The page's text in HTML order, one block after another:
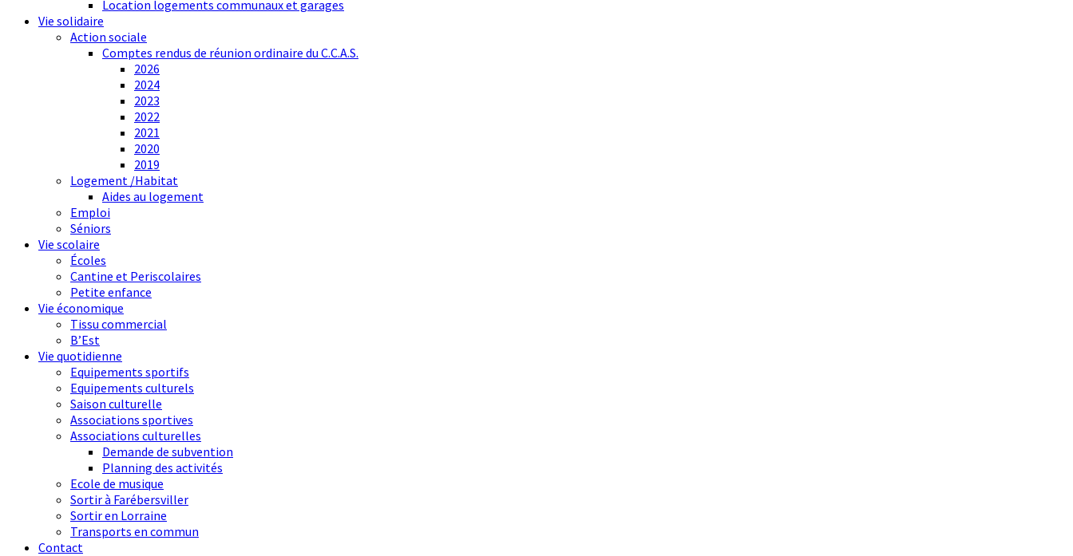
Location logements communaux et garages
Vie solidaire
Action sociale
Comptes rendus de réunion ordinaire du C.C.A.S.
2026
2024
2023
2022
2021
2020
2019
Logement /Habitat
Aides au logement
Emploi
Séniors
Vie scolaire
Écoles
Cantine et Periscolaires
Petite enfance
Vie économique
Tissu commercial
B’Est
Vie quotidienne
Equipements sportifs
Equipements culturels
Saison culturelle
Associations sportives
Associations culturelles
Demande de subvention
Planning des activités
Ecole de musique
Sortir à Farébersviller
Sortir en Lorraine
Transports en commun
Contact